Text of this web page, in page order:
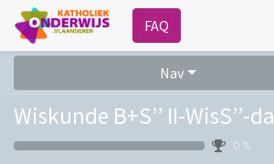
FAQ
Nav
Wiskunde B+S’’ II-WisS’’-da
0 %